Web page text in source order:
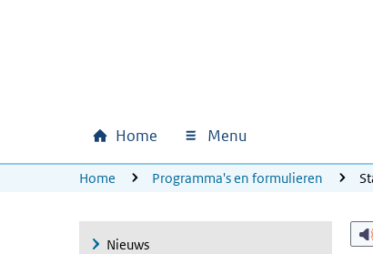
Hoofdnavigatie
Home Menu
U bevindt zich hier:
Home Programma's en formulieren
Nieuws